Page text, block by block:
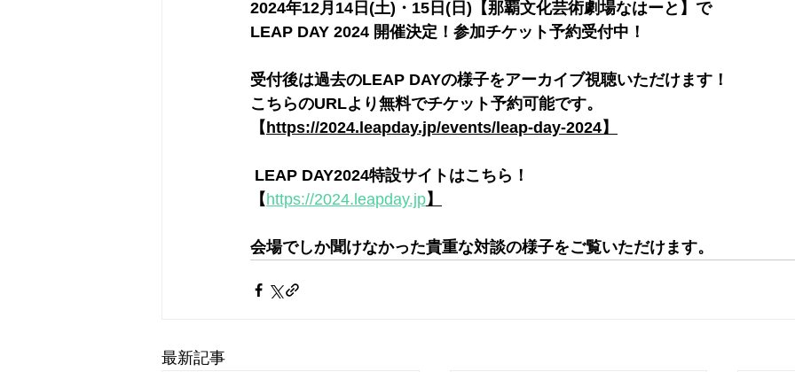
2024年12月14日(土)・15日(日)【那覇文化芸術劇場なはーと】で
LEAP DAY 2024 開催決定！参加チケット予約受付中！
受付後は過去のLEAP DAYの様子をアーカイブ視聴いただけます！
こちらのURLより無料でチケット予約可能です。
【 https://2024.leapday.jp/events/leap-day-2024】
LEAP DAY2024特設サイトはこちら！
【 https://2024.leapday.jp】
会場でしか聞けなかった貴重な対談の様子をご覧いただけます。
最新記事